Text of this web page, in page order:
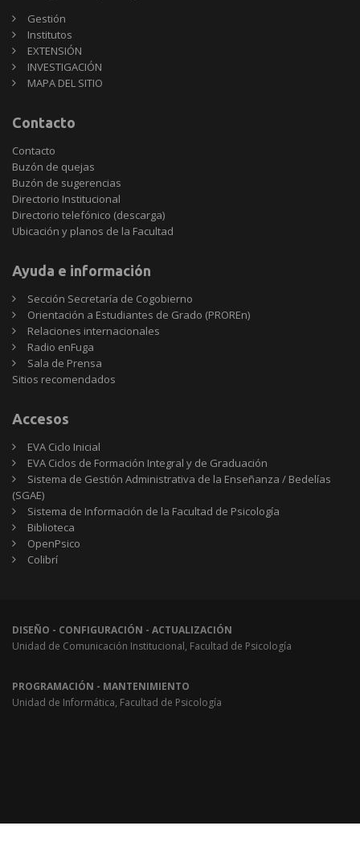
Gestión
Institutos
EXTENSIÓN
INVESTIGACIÓN
MAPA DEL SITIO
Contacto
Contacto
Buzón de quejas
Buzón de sugerencias
Directorio Institucional
Directorio telefónico (descarga)
Ubicación y planos de la Facultad
Ayuda e información
Sección Secretaría de Cogobierno
Orientación a Estudiantes de Grado (PROREn)
Relaciones internacionales
Radio enFuga
Sala de Prensa
Sitios
Sitios recomendados
Accesos
EVA Ciclo Inicial
EVA Ciclos de Formación Integral y de Graduación
Sistema de Gestión Administrativa de la Enseñanza / Bedelías
(SGAE)
Sistema de Información de la Facultad de Psicología
Biblioteca
OpenPsico
Colibrí
DISEÑO - CONFIGURACIÓN - ACTUALIZACIÓN
Unidad de Comunicación Institucional, Facultad de Psicología
PROGRAMACIÓN - MANTENIMIENTO
Unidad de Informática, Facultad de Psicología